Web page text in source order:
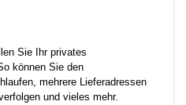
Sie Ihr privates
können Sie den
mehrere Lieferadressen
und vieles mehr.